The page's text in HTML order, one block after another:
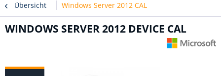
Übersicht Windows Server 2012 CAL
WINDOWS SERVER 2012 DEVICE CAL